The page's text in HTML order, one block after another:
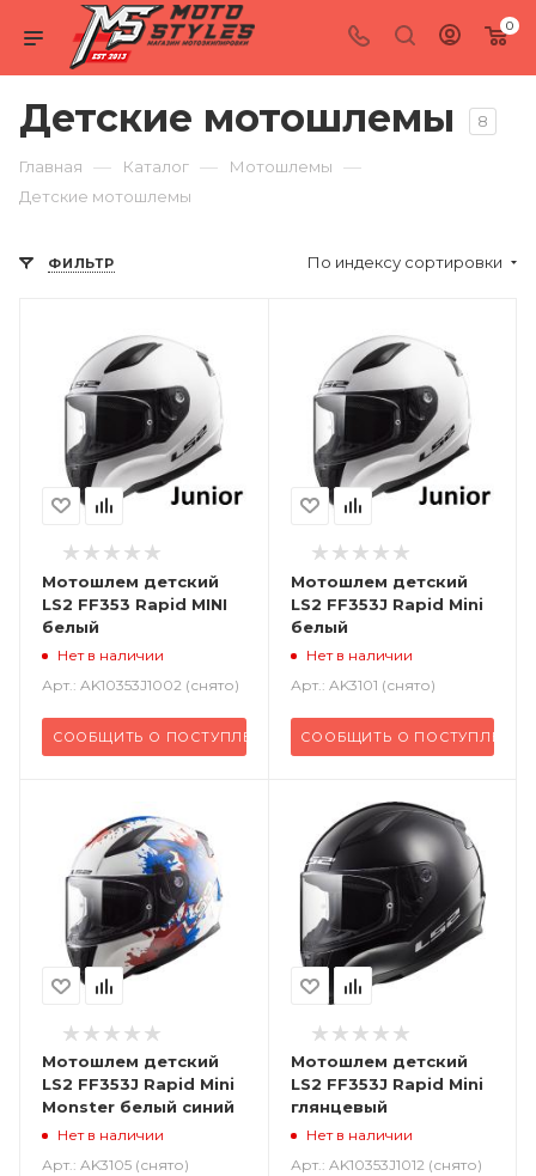
0
Детские мотошлемы 8
Главная — Каталог — Мотошлемы —
Детские мотошлемы
ФИЛЬТР По индексу сортировки
Мотошлем детский
LS2 FF353 Rapid MINI
белый
Нет в наличии
Арт.: AK10353J1002 (снято)
СООБЩИТЬ О ПОСТУПЛЕНИИ
Мотошлем детский
LS2 FF353J Rapid Mini
белый
Нет в наличии
Арт.: AK3101 (снято)
СООБЩИТЬ О ПОСТУПЛЕНИИ
Мотошлем детский
LS2 FF353J Rapid Mini
Monster белый синий
Нет в наличии
Арт.: AK3105 (снято)
Мотошлем детский
LS2 FF353J Rapid Mini
глянцевый
Нет в наличии
Арт.: AK10353J1012 (снято)